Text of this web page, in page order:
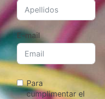
E-mail
Para
cumplimentar el